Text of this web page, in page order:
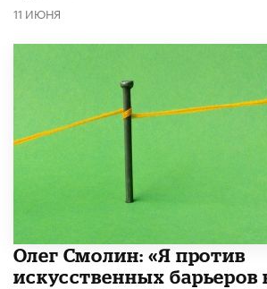
11 ИЮНЯ
Олег Смолин: «Я против
искусственных барьеров